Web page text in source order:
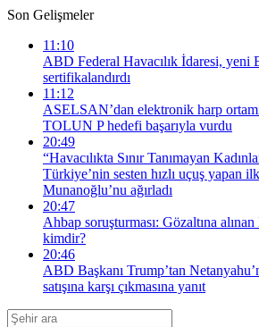
Son Gelişmeler
11:10
ABD Federal Havacılık İdaresi, yeni
sertifikalandırdı
11:12
ASELSAN’dan elektronik harp
TOLUN P hedefi başarıyla vurdu
20:49
“Havacılıkta Sınır Tanımayan
Türkiye’nin sesten hızlı uçuş yapan
Munanoğlu’nu ağırladı
20:47
Ahbap soruşturması: Gözaltına
kimdir?
20:46
ABD Başkanı Trump’tan
satışına karşı çıkmasına yanıt